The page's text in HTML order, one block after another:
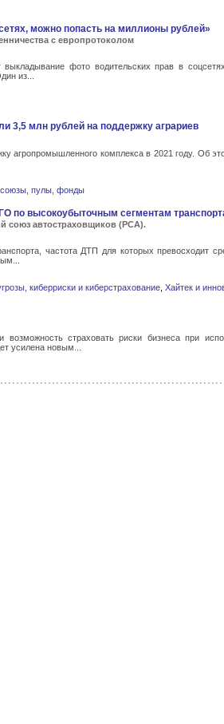
можно попасть на миллионы рублей»
с европротоколом
выкладывание фото водительских прав в
из...
3,5 млн рублей на поддержку аграриев
агропромышленного комплекса в 2021 году. Об
союзы, пулы, фонды
по высокоубыточным сегментам
союз автостраховщиков (РСА).
частота ДТП для которых превосходит
киберриски и киберстрахование Хайтек и
страховать риски бизнеса при
усилена новым...